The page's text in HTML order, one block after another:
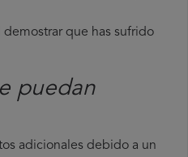
demostrar que has sufrido
puedan
adicionales debido a un